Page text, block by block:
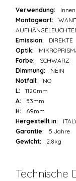
Verwendung:
Innen
Montageart:
Emission:
DIREKTE
Optik:
Farbe:
SCHWARZ
Dimmung:
NEIN
Notfall:
NO
L:
1120mm
A:
53mm
H:
69mm
Hergestellt in:
Garantie:
5 Jahre
Gewicht:
2.8kg
Technische